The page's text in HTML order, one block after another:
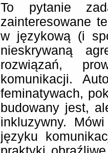
To pytanie
zainteresowane
w językową (i
nieskrywaną
rozwiązań,
komunikacji.
feminatywach,
budowany jest,
inkluzywny.
języku